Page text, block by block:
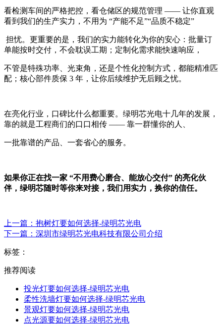
看检测车间的严格把控，看仓储区的规范管理 —— 让你直观
看到我们的生产实力，不用为 “产能不足”“品质不稳定”
担忧。更重要的是，我们的实力能转化为你的安心：批量订
单能按时交付，不会耽误工期；定制化需求能快速响应，
不管是特殊功率、光束角，还是个性化控制方式，都能精准匹
配；核心部件质保 3 年，让你后续维护无后顾之忧。
‍在亮化行业，口碑比什么都重要。绿明芯光电十几年的发展，
靠的就是工程商们的口口相传 —— 靠一群懂你的人、
一批靠谱的产品、一套省心的服务。
如果你正在找一家 “不用费心磨合、能放心交付” 的亮化伙
伴，绿明芯随时等你来对接，我们用实力，换你的信任。
上一篇：抱树灯要如何选择-绿明芯光电
下一篇：深圳市绿明芯光电科技有限公司介绍
标签：
推荐阅读
投光灯要如何选择-绿明芯光电
柔性洗墙灯要如何选择-绿明芯光电
景观灯要如何选择-绿明芯光电
点光源要如何选择-绿明芯光电